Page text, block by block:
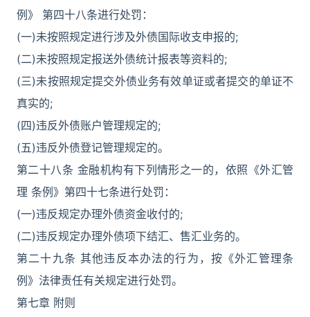
例》 第四十八条进行处罚：
(一)未按照规定进行涉及外债国际收支申报的;
(二)未按照规定报送外债统计报表等资料的;
(三)未按照规定提交外债业务有效单证或者提交的单证不
真实的;
(四)违反外债账户管理规定的;
(五)违反外债登记管理规定的。
第二十八条 金融机构有下列情形之一的，依照《外汇管
理 条例》第四十七条进行处罚：
(一)违反规定办理外债资金收付的;
(二)违反规定办理外债项下结汇、售汇业务的。
第二十九条 其他违反本办法的行为，按《外汇管理条
例》法律责任有关规定进行处罚。
第七章 附则